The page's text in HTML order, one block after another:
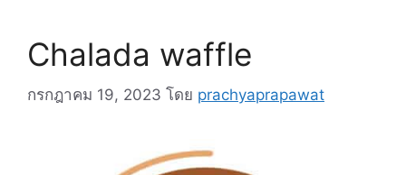
Chalada waffle
กรกฎาคม 19, 2023 โดย prachyaprapawat